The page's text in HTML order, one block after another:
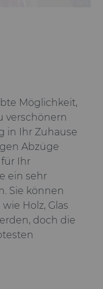
Möglichkeit,
verschönern
in Ihr Zuhause
Abzüge
Ihr
ein sehr
Sie können
Holz, Glas
doch die